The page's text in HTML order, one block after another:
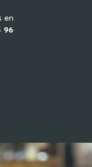
en
96